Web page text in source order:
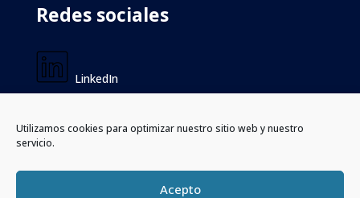
Utilizamos cookies para optimizar nuestro sitio web y nuestro
servicio.
Acepto
Redes sociales
LinkedIn
Instagram
Facebook